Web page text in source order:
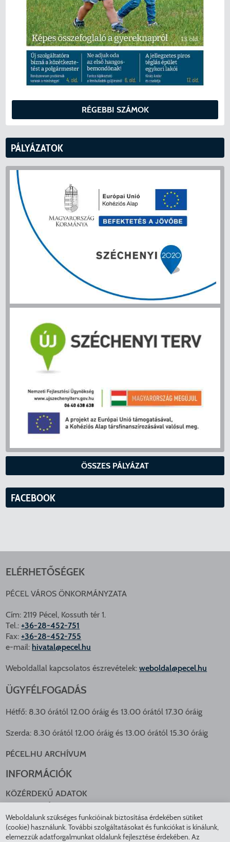
RÉGEBBI SZÁMOK
PÁLYÁZATOK
ÖSSZES PÁLYÁZAT
FACEBOOK
ELÉRHETŐSÉGEK
PÉCEL VÁROS ÖNKORMÁNYZATA
Cím: 2119 Pécel, Kossuth tér 1.
Tel.:+36-28-452-751
Fax:+36-28-452-755
e-mail: hivatal@pecel.hu
Weboldallal kapcsolatos észrevételek:weboldal@pecel.hu
ÜGYFÉLFOGADÁS
Hétfő: 8.30 órától 12.00 óráig és 13.00 órától 17.30 óráig
Szerda: 8.30 órától 12.00 óráig és 13.00 órától 15.30 óráig
PÉCEL.HU ARCHÍVUM
INFORMÁCIÓK
KÖZÉRDEKŰ ADATOK
KÖZLEKEDÉS
ADATKEZELÉS
Weboldalunk szükséges funkcióinak biztosítása érdekében sütiket
(cookie) használunk. További szolgáltatásokat és funkciókat is kínálunk,
elemezzük adatforgalmunkat oldalunk fejlesztése érdekében. Az